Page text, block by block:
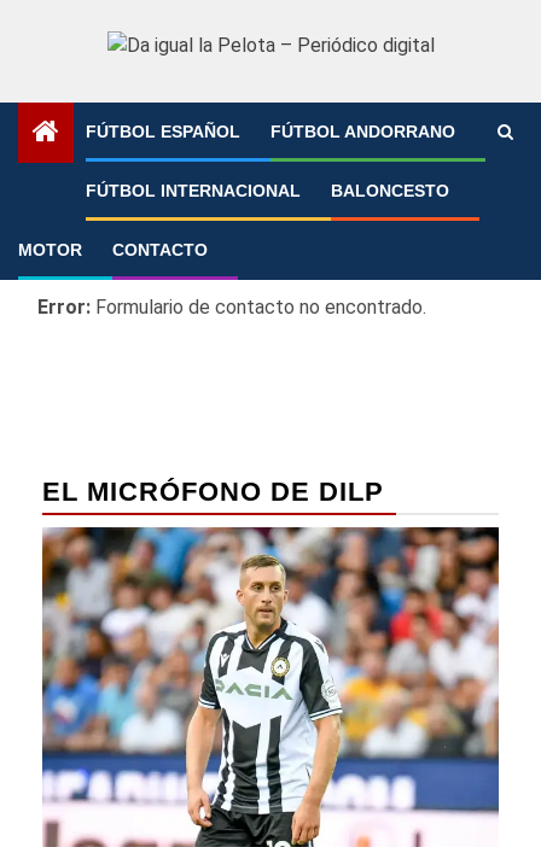
FÚTBOL ESPAÑOL FÚTBOL ANDORRANO
FÚTBOL INTERNACIONAL BALONCESTO
MOTOR CONTACTO
»
Contacto
Error: Formulario de contacto no encontrado.
EL MICRÓFONO DE DILP